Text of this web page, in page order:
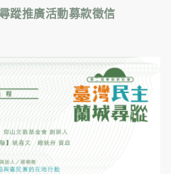
蹤推廣活動募款徵信